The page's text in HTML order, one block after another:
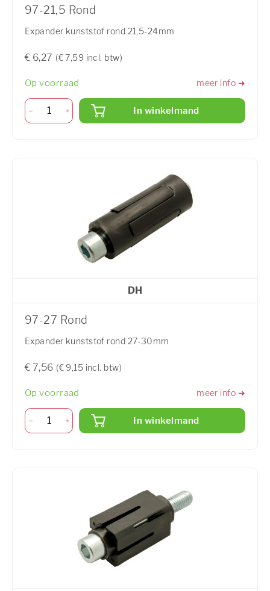
97-21,5 Rond
Expander kunststof rond 21,5-24mm
€ 6,27 (€ 7,59 incl. btw)
Op voorraad meer info ➜
In winkelmand
DH
97-27 Rond
Expander kunststof rond 27-30mm
€ 7,56 (€ 9,15 incl. btw)
Op voorraad meer info ➜
In winkelmand